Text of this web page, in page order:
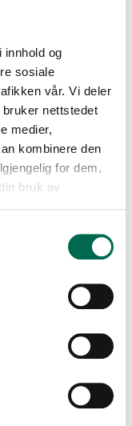
innhold og
sosiale
vår. Vi deler
nettstedet
medier,
kombinere den
for dem,
bruk av